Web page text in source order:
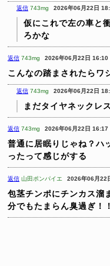
返信 743mg 2026年06月22日
仮にこれで左の車と
ろかな
返信 743mg 2026年06月22日 16:10
こんなの踏まされたらワ
返信 743mg 2026年06月22日
まだタイヤネックレ
返信 743mg 2026年06月22日 16:17
普通に居眠りじゃね？ハ
ったって感じがする
返信 山田ポンパイエ 2026年06月22
包茎チンポにチンカス溜
分でもたまらん臭過ぎ！